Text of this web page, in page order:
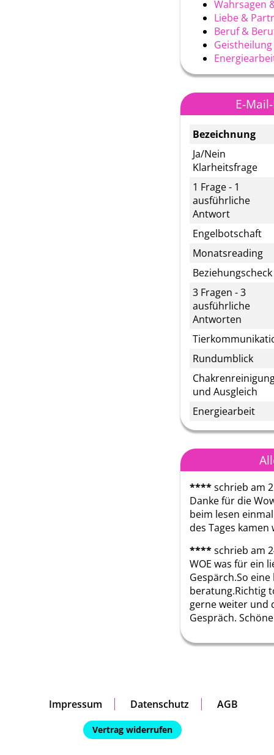
Wahrsagen
Liebe &
Beruf &
Geistheilung
E-
Bezeichnung
Ja/Nein
Klarheitsfrage
1 Frage - 1
ausführliche
Antwort
Engelbotschaft
Monatsreading
Beziehungscheck
3 Fragen - 3
ausführliche
Antworten
Rundumblick
und Ausgleich
Energiearbeit
****schrieb am
Danke für die
beim lesen
des Tages
****schrieb am
WOE was für ein
Gespärch.So
beratung.Richtig
gerne weiter und
Gespräch.
Impressum Datenschutz AGB
Vertrag widerrufen